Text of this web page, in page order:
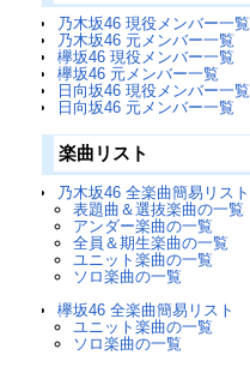
乃木坂46 現役メンバー一覧
乃木坂46 元メンバー一覧
欅坂46 現役メンバー一覧
欅坂46 元メンバー一覧
日向坂46 現役メンバー一覧
日向坂46 元メンバー一覧
楽曲リスト
乃木坂46 全楽曲簡易リスト
表題曲＆選抜楽曲の一覧
アンダー楽曲の一覧
全員＆期生楽曲の一覧
ユニット楽曲の一覧
ソロ楽曲の一覧
欅坂46 全楽曲簡易リスト
ユニット楽曲の一覧
ソロ楽曲の一覧